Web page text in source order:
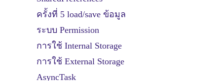
ครั้งที่ 5 load/save ข้อมูล
ระบบ Permission
การใช้ Internal Storage
การใช้ External Storage
AsyncTask